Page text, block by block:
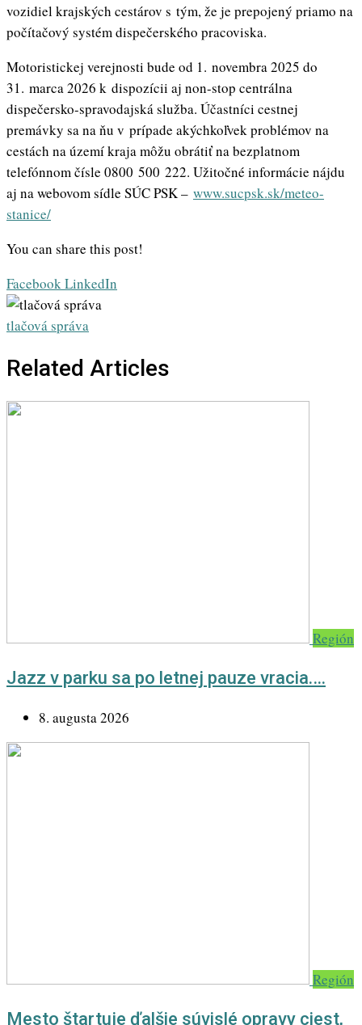
vozidiel krajských cestárov s tým, že je prepojený priamo na
počítačový systém dispečerského pracoviska.
Motoristickej verejnosti bude od 1. novembra 2025 do
31. marca 2026 k dispozícii aj non-stop centrálna
dispečersko-spravodajská služba. Účastníci cestnej
premávky sa na ňu v prípade akýchkoľvek problémov na
cestách na území kraja môžu obrátiť na bezplatnom
telefónnom čísle 0800 500 222. Užitočné informácie nájdu
aj na webovom sídle SÚC PSK – www.sucpsk.sk/meteo-
stanice/
You can share this post!
FacebookLinkedIn
tlačová správa
Related Articles
Región
Jazz v parku sa po letnej pauze vracia.…
8. augusta 2026
Región
Mesto štartuje ďalšie súvislé opravy ciest,